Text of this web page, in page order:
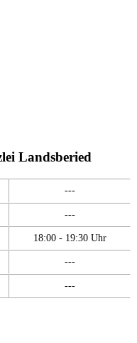
Landsberied
---
---
18:00 - 19:30 Uhr
---
---